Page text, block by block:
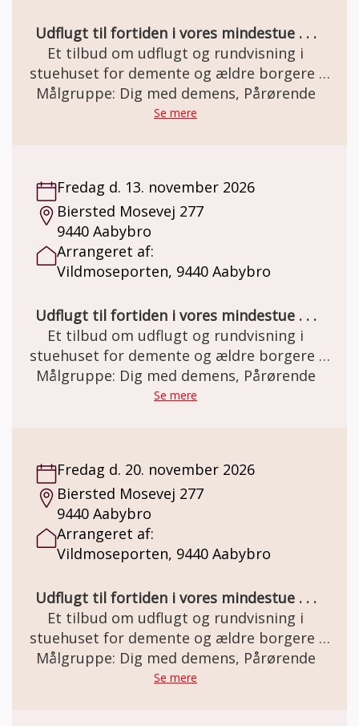
Udflugt til fortiden i vores mindestue . . .
Et tilbud om udflugt og rundvisning i
stuehuset for demente og ældre borgere .
Den gamle staldgård er totalrenoveret og
indrettet som besøgs- og oplevelsescenter.
MELSEN Fonden.
Målgruppe: Dig med demens, Pårørende
Se mere
Fredag d. 13. november 2026
Biersted Mosevej 277
9440 Aabybro
Arrangeret af:
Vildmoseporten, 9440 Aabybro
Udflugt til fortiden i vores mindestue . . .
Et tilbud om udflugt og rundvisning i
stuehuset for demente og ældre borgere .
Den gamle staldgård er totalrenoveret og
indrettet som besøgs- og oplevelsescenter.
MELSEN Fonden.
Målgruppe: Dig med demens, Pårørende
Se mere
Fredag d. 20. november 2026
Biersted Mosevej 277
9440 Aabybro
Arrangeret af:
Vildmoseporten, 9440 Aabybro
Udflugt til fortiden i vores mindestue . . .
Et tilbud om udflugt og rundvisning i
stuehuset for demente og ældre borgere .
Den gamle staldgård er totalrenoveret og
indrettet som besøgs- og oplevelsescenter.
Målgruppe: Dig med demens, Pårørende
Se mere